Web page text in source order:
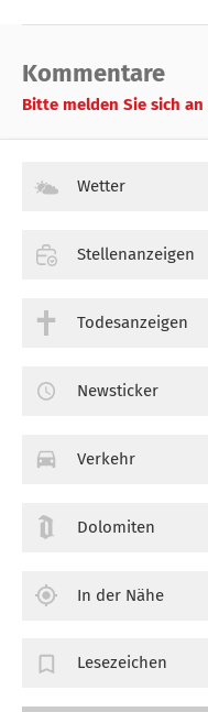
Kommentare
Bitte melden Sie sich an
Wetter
Stellenanzeigen
Todesanzeigen
Newsticker
Verkehr
Dolomiten
In der Nähe
Lesezeichen